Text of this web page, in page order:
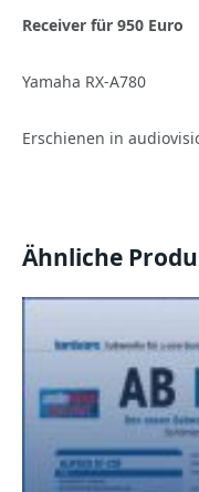
Receiver für 950 Euro
Yamaha RX-A780
Erschienen in
Ähnliche